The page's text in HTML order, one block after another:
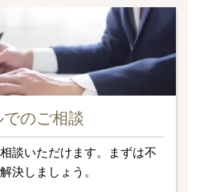
でのご相談
談いただけます。まずは不
決しましょう。